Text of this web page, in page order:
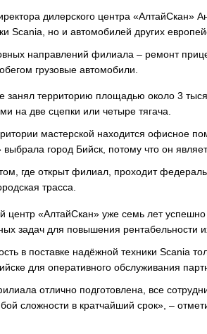
дилерского центра «АлтайСкан»
Scania, но и автомобилей других
направлений филиала – ремонт
грузовые автомобили.
занял территорию площадью около 3
на две сцепки или четыре тягача.
мастерской находится офисное
выбрала город Бийск, потому что он
где открыт филиал, проходит
трасса.
центр «АлтайСкан» уже семь лет
задач для повышения рентабельности
в поставке надёжной техники Scania
для оперативного обслуживания
отлично подготовлена, все
сложности в кратчайший срок», –